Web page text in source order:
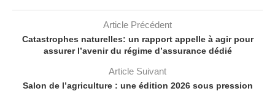
Article Précédent
Catastrophes naturelles: un rapport appelle à agir pour
assurer l’avenir du régime d’assurance dédié
Article Suivant
Salon de l’agriculture : une édition 2026 sous pression